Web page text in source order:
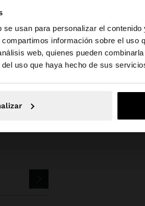
usan para personalizar el
información sobre el uso
web, quienes pueden
uso que haya hecho de sus
web de España. ¿Quieres ir a la
No, continuar en la web
Parfois Bisutería Pendientes pendientes